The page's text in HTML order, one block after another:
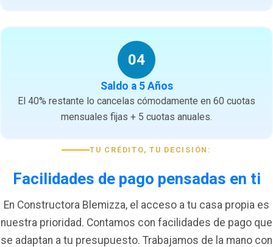
04
Saldo a 5 Años
El 40% restante lo cancelas cómodamente en 60 cuotas
mensuales fijas + 5 cuotas anuales.
TU CRÉDITO, TU DECISIÓN:
Facilidades de pago pensadas en ti
En Constructora Blemizza, el acceso a tu casa propia es
nuestra prioridad. Contamos con facilidades de pago que
se adaptan a tu presupuesto. Trabajamos de la mano con